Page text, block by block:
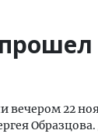
вечером 22